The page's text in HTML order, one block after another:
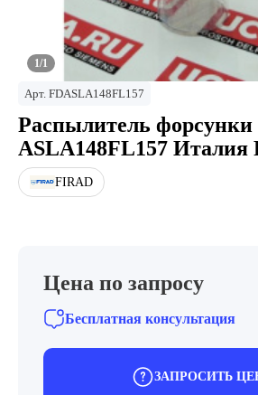
Цена по запросу
Бесплатная консультация
ЗАПРОСИТЬ
1/1
Арт. FDASLA148FL157
Распылитель форсунки
ASLA148FL157 Италия
FIRAD